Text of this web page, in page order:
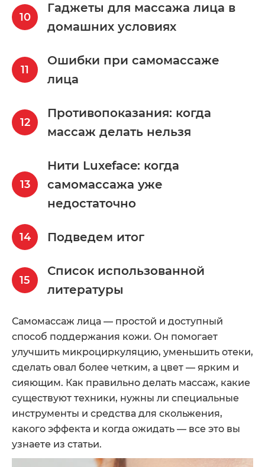
Гаджеты для массажа лица в
домашних условиях
Ошибки при самомассаже
лица
Противопоказания: когда
массаж делать нельзя
Нити Luxeface: когда
самомассажа уже
недостаточно
Подведем итог
Список использованной
литературы
Самомассаж лица — простой и доступный
способ поддержания кожи. Он помогает
улучшить микроциркуляцию, уменьшить отеки,
сделать овал более четким, а цвет — ярким и
сияющим. Как правильно делать массаж, какие
существуют техники, нужны ли специальные
инструменты и средства для скольжения,
какого эффекта и когда ожидать — все это вы
узнаете из статьи.